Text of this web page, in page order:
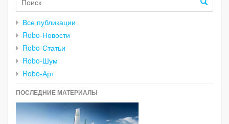
Все публикации
Robo-Новости
Robo-Статьи
Robo-Шум
Robo-Арт
ПОСЛЕДНИЕ МАТЕРИАЛЫ